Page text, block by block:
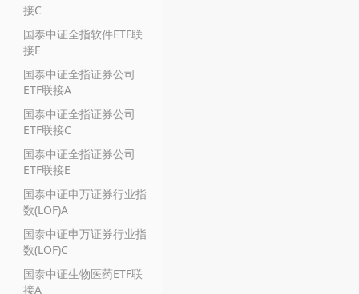
接C
国泰中证全指软件ETF联
接E
国泰中证全指证券公司
ETF联接A
国泰中证全指证券公司
ETF联接C
国泰中证全指证券公司
ETF联接E
国泰中证申万证券行业指
数(LOF)A
国泰中证申万证券行业指
数(LOF)C
国泰中证生物医药ETF联
接A